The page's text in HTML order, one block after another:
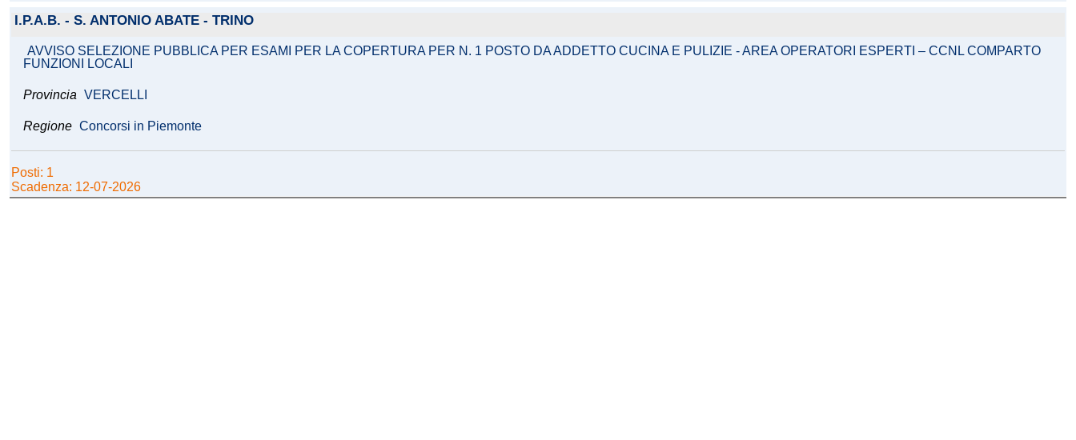
I.P.A.B. - S. ANTONIO ABATE - TRINO
AVVISO SELEZIONE PUBBLICA PER ESAMI PER LA COPERTURA PER N. 1 POSTO DA ADDETTO CUCINA E PULIZIE - AREA OPERATORI ESPERTI – CCNL COMPARTO
FUNZIONI LOCALI
Provincia VERCELLI
Regione Concorsi in Piemonte
Posti: 1
Scadenza: 12-07-2026